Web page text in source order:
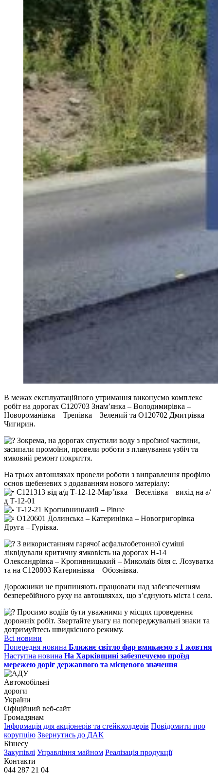
В межах експлуатаційного утримання виконуємо комплекс
робіт на дорогах С120703 Знам’янка – Володимирівка –
Новороманівка – Трепівка – Зелений та О120702 Дмитрівка –
Чигирин.
Зокрема, на дорогах спустили воду з проїзної частини,
засипали промоїни, провели роботи з планування узбіч та
ямковий ремонт покриття.
На трьох автошляхах провели роботи з виправлення профілю
основ щебеневих з додаванням нового матеріалу:
С121313 від а/д Т-12-12-Мар’ївка – Веселівка – вихід на а/
д Т-12-01
Т-12-21 Кропивницький – Рівне
О120601 Долинська – Катеринівка – Новогригорівка
Друга – Гурівка.
З використанням гарячої асфальтобетонної суміші
ліквідували критичну ямковість на дорогах Н-14
Олександрівка – Кропивницький – Миколаїв біля с. Лозуватка
та на С120803 Катеринівка – Обознівка.
Дорожники не припиняють працювати над забезпеченням
безперебійного руху на автошляхах, що з’єднують міста і села.
Просимо водіїв бути уважними у місцях проведення
дорожніх робіт. Звертайте увагу на попереджувальні знаки та
дотримуйтесь швидкісного режиму.
Всі новини
Попередня новина Ближнє світло фар вмикаємо з 1 жовтня
Наступна новина На Харківщині забезпечуємо проїзд
мережею доріг державного та місцевого значення
Автомобільні
дороги
України
Офіційний веб‑сайт
Громадянам
Інформація для акціонерів та стейкхолдерів Повідомити про
корупцію Звернутись до ДАК
Бізнесу
Закупівлі Управління майном Реалізація продукції
Контакти
044 287 21 04